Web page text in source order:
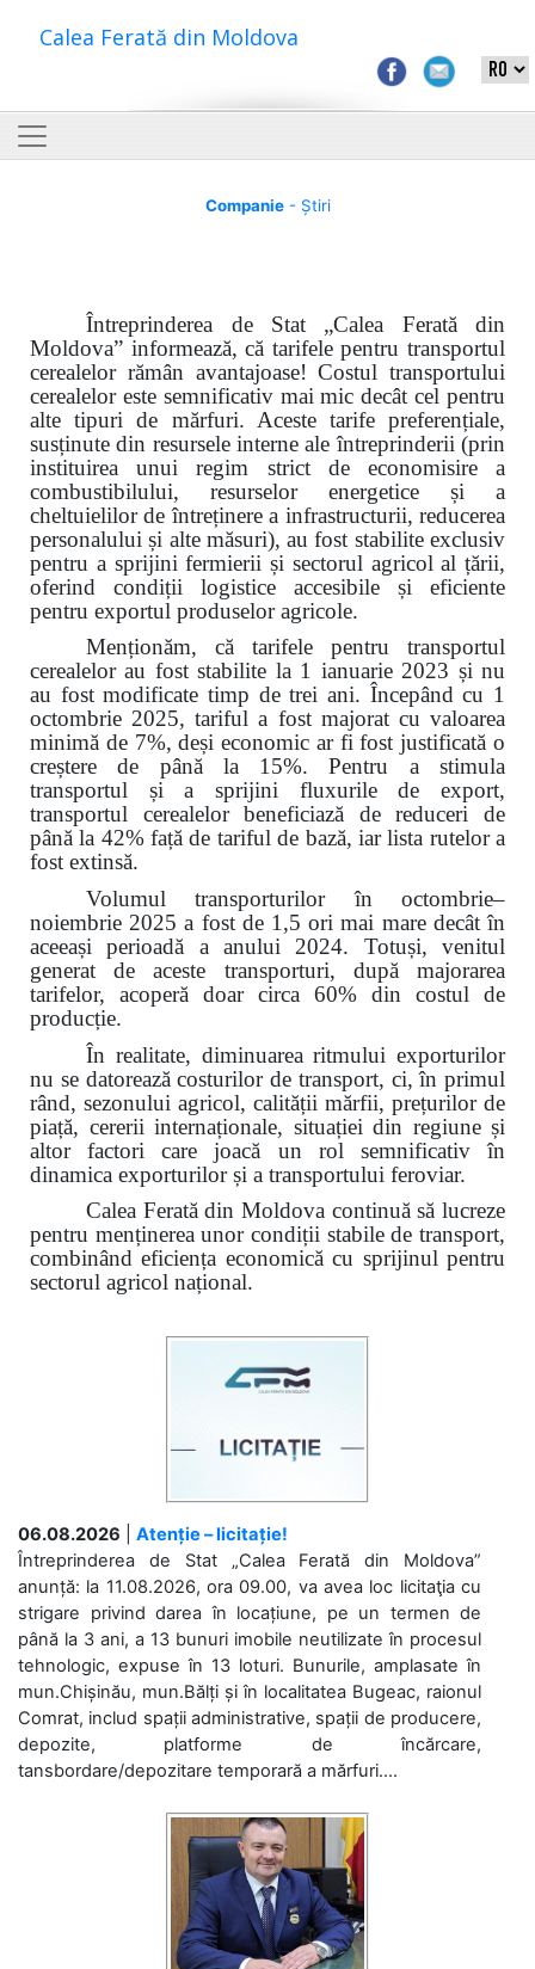
Calea Ferată din Moldova
Companie- Știri
Întreprinderea de Stat „Calea Ferată din
Moldova” informează, că tarifele pentru transportul
cerealelor rămân avantajoase! Costul transportului
cerealelor este semnificativ mai mic decât cel pentru
alte tipuri de mărfuri. Aceste tarife preferențiale,
susținute din resursele interne ale întreprinderii (prin
instituirea unui regim strict de economisire a
combustibilului, resurselor energetice și a
cheltuielilor de întreținere a infrastructurii, reducerea
personalului și alte măsuri), au fost stabilite exclusiv
pentru a sprijini fermierii și sectorul agricol al țării,
oferind condiții logistice accesibile și eficiente
pentru exportul produselor agricole.
Menționăm, că tarifele pentru transportul
cerealelor au fost stabilite la 1 ianuarie 2023 și nu
au fost modificate timp de trei ani. Începând cu 1
octombrie 2025, tariful a fost majorat cu valoarea
minimă de 7%, deși economic ar fi fost justificată o
creștere de până la 15%. Pentru a stimula
transportul și a sprijini fluxurile de export,
transportul cerealelor beneficiază de reduceri de
până la 42% față de tariful de bază, iar lista rutelor a
fost extinsă.
Volumul transporturilor în octombrie–
noiembrie 2025 a fost de 1,5 ori mai mare decât în
aceeași perioadă a anului 2024. Totuși, venitul
generat de aceste transporturi, după majorarea
tarifelor, acoperă doar circa 60% din costul de
producție.
În realitate, diminuarea ritmului exporturilor
nu se datorează costurilor de transport, ci, în primul
rând, sezonului agricol, calității mărfii, prețurilor de
piață, cererii internaționale, situației din regiune și
altor factori care joacă un rol semnificativ în
dinamica exporturilor și a transportului feroviar.
Calea Ferată din Moldova continuă să lucreze
pentru menținerea unor condiții stabile de transport,
combinând eficiența economică cu sprijinul pentru
sectorul agricol național.
06.08.2026
Atenție – licitație!
Întreprinderea de Stat „Calea Ferată din Moldova”
anunță: la 11.08.2026, ora 09.00, va avea loc licitaţia cu
strigare privind darea în locațiune, pe un termen de
până la 3 ani, a 13 bunuri imobile neutilizate în procesul
tehnologic, expuse în 13 loturi. Bunurile, amplasate în
mun.Chișinău, mun.Bălți și în localitatea Bugeac, raionul
Comrat, includ spații administrative, spații de producere,
depozite, platforme de încărcare,
tansbordare/depozitare temporară a mărfuri....